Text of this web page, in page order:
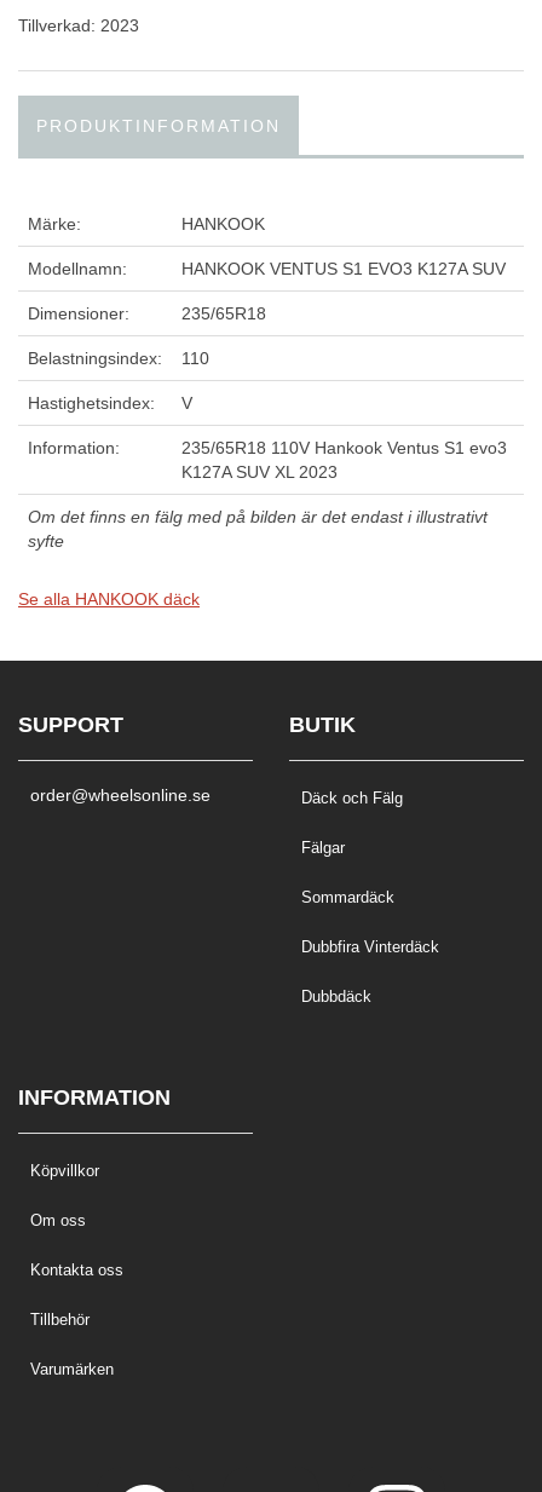
Tillverkad: 2023
PRODUKTINFORMATION
Märke: HANKOOK
Modellnamn: HANKOOK VENTUS S1 EVO3 K127A SUV
Dimensioner: 235/65R18
Belastningsindex: 110
Hastighetsindex: V
Information:
235/65R18 110V Hankook Ventus S1 evo3
K127A SUV XL 2023
Om det finns en fälg med på bilden är det endast i illustrativt
syfte
Se alla HANKOOK däck
SUPPORT
order@wheelsonline.se
BUTIK
Däck och Fälg
Fälgar
Sommardäck
Dubbfira Vinterdäck
Dubbdäck
INFORMATION
Köpvillkor
Om oss
Kontakta oss
Tillbehör
Varumärken